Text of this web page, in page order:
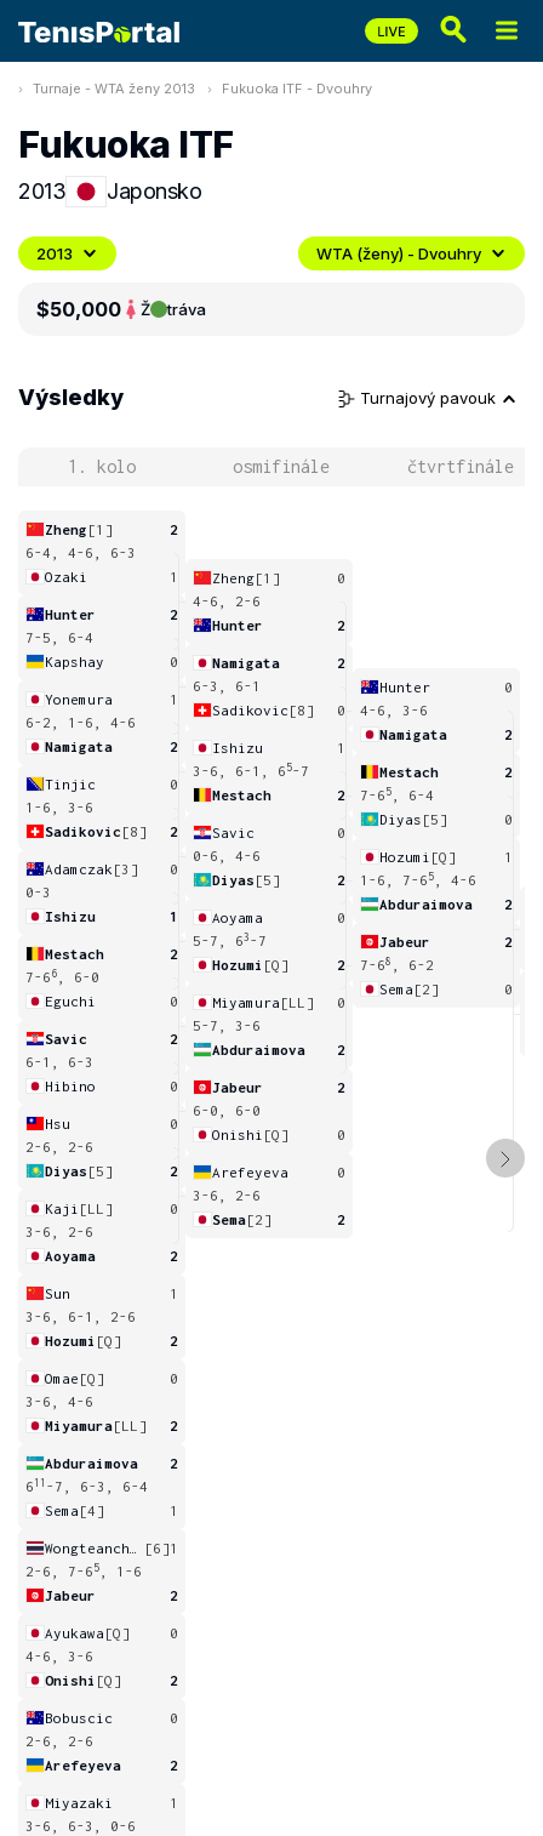
Turnaje - WTA ženy 2013 Fukuoka ITF - Dvouhry
Fukuoka ITF
2013 Japonsko
2013 WTA (ženy) - Dvouhry
$50,000 Ž tráva
Výsledky Turnajový pavouk
1. kolo osmifinále čtvrtfinále
Zheng [1]
2
6-4, 4-6, 6-3
Ozaki
1
Hunter
2
7-5, 6-4
Kapshay
0
Yonemura
1
6-2, 1-6, 4-6
Namigata
2
Tinjic
0
1-6, 3-6
Sadikovic [8] 2
Adamczak [3]
0
0-3
Ishizu
1
Mestach
2
7-6 6
, 6-0
Eguchi
0
Savic
2
6-1, 6-3
Hibino
0
Hsu
0
2-6, 2-6
Diyas [5] 2
Kaji [LL]
0
3-6, 2-6
Aoyama
2
Sun
1
3-6, 6-1, 2-6
Hozumi [Q] 2
Omae [Q]
0
3-6, 4-6
Miyamura[LL] 2
Abduraimova
2
6 11 -7, 6-3, 6-4
Sema [4] 1
[6]1
2-6, 7-6 5
, 1-6
Jabeur
2
Ayukawa [Q]
0
4-6, 3-6
Onishi [Q] 2
Bobuscic
0
2-6, 2-6
Arefeyeva
2
Miyazaki
1
3-6, 6-3, 0-6
Zheng[1]
0
4-6, 2-6
Hunter
2
Namigata
2
6-3, 6-1
Sadikovic [8] 0
Ishizu
1
3-6, 6-1, 6 5-7
Mestach
2
Savic
0
0-6, 4-6
Diyas [5] 2
Aoyama
0
5-7, 63 -7
Hozumi [Q] 2
Miyamura [LL]
0
5-7, 3-6
Abduraimova
2
Jabeur
2
6-0, 6-0
Onishi [Q] 0
Arefeyeva
0
3-6, 2-6
Sema[2] 2
Hunter
0
4-6, 3-6
Namigata
2
Mestach
2
7-6 5
, 6-4
Diyas [5] 0
Hozumi [Q]
1
1-6, 7-6 5
, 4-6
Abduraimova
2
Jabeur
2
7-68
, 6-2
Sema [2] 0